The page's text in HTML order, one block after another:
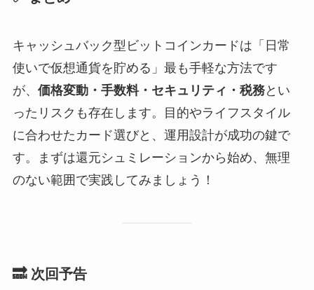
キャッシュバック型ビットコインカードは「日常
使いで仮想通貨を貯める」最も手軽な方法です
が、 価格変動・手数料・セキュリティ・税務とい
ったリスクも存在します。目的やライフスタイル
に合わせたカード選びと、運用設計が成功の鍵で
す。まずは還元シュミレーションから始め、無理
のない範囲で実践してみましょう！
🔜 次回予告